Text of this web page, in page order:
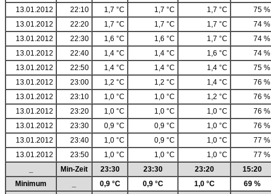
13.01.2012
22:10 1,7 °C 1,7 °C 1,7 °C
75 %
13.01.2012
22:20 1,7 °C 1,7 °C 1,7 °C
74 %
13.01.2012
22:30 1,6 °C 1,6 °C 1,7 °C
74 %
13.01.2012
22:40 1,4 °C 1,4 °C 1,6 °C
74 %
13.01.2012
22:50 1,4 °C 1,4 °C 1,4 °C
75 %
13.01.2012
23:00 1,2 °C 1,2 °C 1,4 °C
76 %
13.01.2012
23:10 1,0 °C 1,0 °C 1,2 °C
76 %
13.01.2012
23:20 1,0 °C 1,0 °C 1,0 °C
76 %
13.01.2012
23:30 0,9 °C 0,9 °C 1,0 °C
76 %
13.01.2012
23:40 1,0 °C 0,9 °C 1,0 °C
77 %
13.01.2012
23:50 1,0 °C 1,0 °C 1,0 °C
77 %
Min-Zeit 23:30 23:30 23:20
15:20
Minimum
0,9 °C 0,9 °C 1,0 °C 69 %